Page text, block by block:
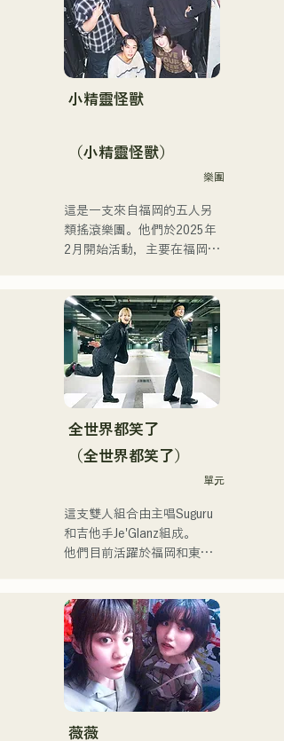
代的創作歌手。
得了不同年齡層觀眾的支
持。成員們充分發揮各自的
個性，打造出溫柔溫暖的音
樂。
目前，他們主要在福岡等地
媒體上發布和直播影片。
小精靈怪獸
（小精靈怪獸）
樂團
這是一支來自福岡的五人另
類搖滾樂團。他們於2025年
2月開始活動，主要在福岡縣
共鳴，配上朗朗上口的吉他
旋律，旨在創造一種能夠銘
刻在聽眾心中的音樂。
全世界都笑了
（全世界都笑了）
單元
這支雙人組合由主唱Suguru
和吉他手Je'Glanz組成。
他們目前活躍於福岡和東
他們的社群媒體瀏覽量超過
350萬，粉絲超過11.9萬！
他們也被選中代表J:COM福
岡、熊本和下關，演唱2024
年第106屆全日本高中棒球
錦標賽的主題曲，成為一支
值得關注的組合。
薇薇